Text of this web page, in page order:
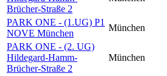
Brücher-Straße 2
PARK ONE - (1.UG) P1
NOVE München
München
PARK ONE - (2. UG)
Hildegard-Hamm-
Brücher-Straße 2
München